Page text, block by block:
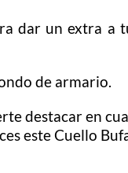
dar un extra a
de armario.
destacar en
este Cuello